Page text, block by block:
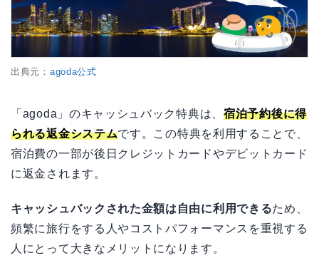
出典元： agoda公式
「agoda」のキャッシュバック特典は、 宿泊予約後に得
られる返金システムです。この特典を利用することで、
宿泊費の一部が後日クレジットカードやデビットカード
に返金されます。
キャッシュバックされた金額は自由に利用できるため、
頻繁に旅行をする人やコストパフォーマンスを重視する
人にとって大きなメリットになります。